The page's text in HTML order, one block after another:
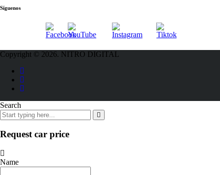
Síguenos
Copyright © 2026. NITRO DIGITAL
Search
Request car price
Name